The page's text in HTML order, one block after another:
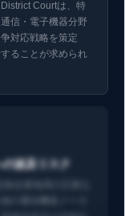
Courtは、特
信・電子機器分野
対応戦略を策定
ることが求められ
波及リスク